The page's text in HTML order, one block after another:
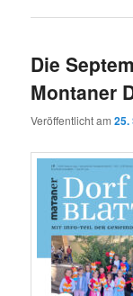
Die
Montaner
Veröffentlicht am25.